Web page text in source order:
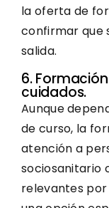
la oferta de
confirmar que
salida.
6.
cuidados.
Aunque
de curso, la
atención a
sociosanitario
relevantes por